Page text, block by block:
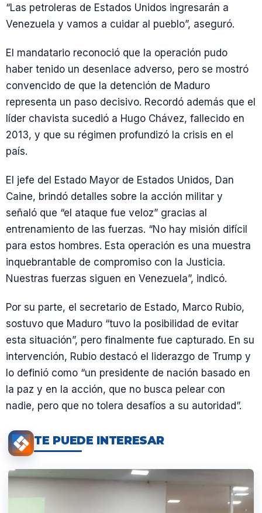
“Las petroleras de Estados Unidos ingresarán a
Venezuela y vamos a cuidar al pueblo”, aseguró.
El mandatario reconoció que la operación pudo
haber tenido un desenlace adverso, pero se mostró
convencido de que la detención de Maduro
representa un paso decisivo. Recordó además que el
líder chavista sucedió a Hugo Chávez, fallecido en
2013, y que su régimen profundizó la crisis en el
país.
El jefe del Estado Mayor de Estados Unidos, Dan
Caine, brindó detalles sobre la acción militar y
señaló que “el ataque fue veloz” gracias al
entrenamiento de las fuerzas. “No hay misión difícil
para estos hombres. Esta operación es una muestra
inquebrantable de compromiso con la Justicia.
Nuestras fuerzas siguen en Venezuela”, indicó.
Por su parte, el secretario de Estado, Marco Rubio,
sostuvo que Maduro “tuvo la posibilidad de evitar
esta situación”, pero finalmente fue capturado. En su
intervención, Rubio destacó el liderazgo de Trump y
lo definió como “un presidente de nación basado en
la paz y en la acción, que no busca pelear con
nadie, pero que no tolera desafíos a su autoridad”.
TE PUEDE INTERESAR